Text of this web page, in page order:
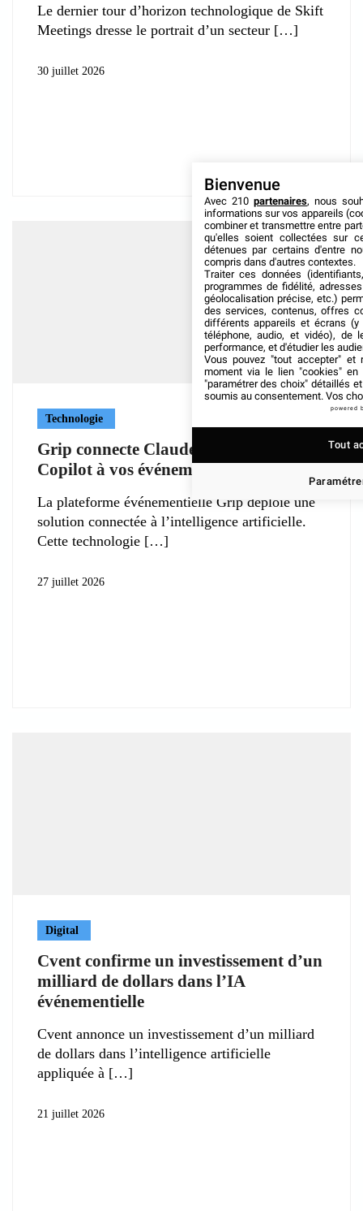
Le dernier tour d’horizon technologique de Skift
Meetings dresse le portrait d’un secteur
30 juillet 2026
Technologie
Grip connecte Claude, ChatGPT et
Copilot à vos événements
La plateforme événementielle Grip déploie une
solution connectée à l’intelligence artificielle.
Cette technologie
27 juillet 2026
Digital
Cvent confirme un investissement d’un
milliard de dollars dans l’IA
événementielle
Cvent annonce un investissement d’un milliard
de dollars dans l’intelligence artificielle
appliquée à
21 juillet 2026
Bienvenue
Avec 210 partenaires, nous
informations sur vos appareils
combiner et transmettre entre
qu'elles soient collectées sur
détenues par certains d'entre
compris dans d'autres contextes.
Traiter ces données
programmes de fidélité,
géolocalisation précise, etc.)
des services, contenus, offres
différents appareils et écrans (y
téléphone, audio, et vidéo), de
performance, et d'étudier les
Vous pouvez "tout accepter" et
moment via le lien "cookies" en
"paramétrer des choix" détaillés
soumis au consentement. Vos
powered
Tout